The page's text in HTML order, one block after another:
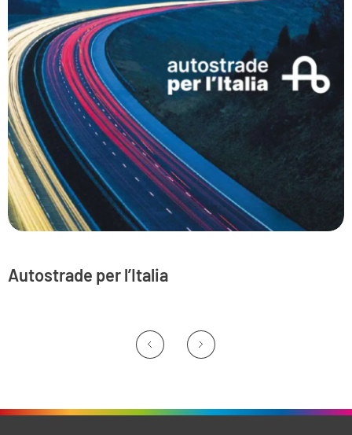
Autostrade per l’Italia